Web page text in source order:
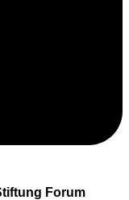
Forum